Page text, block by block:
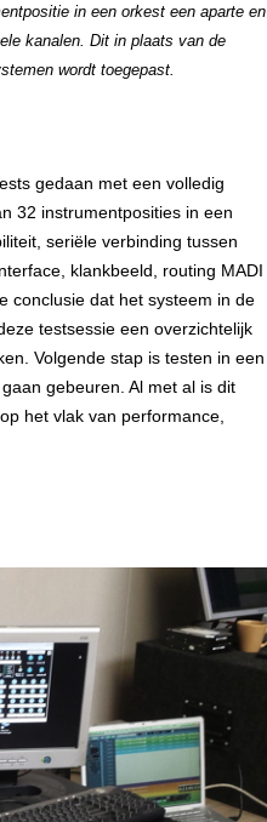
in een orkest een aparte en
kanalen. Dit in plaats van de
wordt toegepast.
gedaan met een volledig
32 instrumentposities in een
seriële verbinding tussen
klankbeeld, routing MADI
conclusie dat het systeem in de
testsessie een overzichtelijk
Volgende stap is testen in een
gebeuren. Al met al is dit
het vlak van performance,